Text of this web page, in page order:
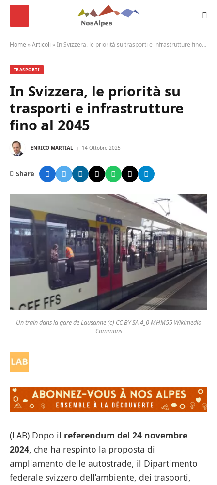
Home »Articoli »In Svizzera, le priorità su trasporti e infrastrutture fino al 2045
TRASPORTI
In Svizzera, le priorità su
trasporti e infrastrutture
fino al 2045
ENRICO MARTIAL 14 Ottobre 2025
Share
Un train dans la gare de Lausanne (c) CC BY SA 4_0 MHM55 Wikimedia
Commons
(LAB) Dopo il referendum del 24 novembre
2024, che ha respinto la proposta di
ampliamento delle autostrade, il Dipartimento
federale svizzero dell’ambiente, dei trasporti,